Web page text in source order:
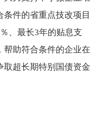
件的省重点技改项目
、最长3年的贴息支
帮助符合条件的企业在
取超长期特别国债资金